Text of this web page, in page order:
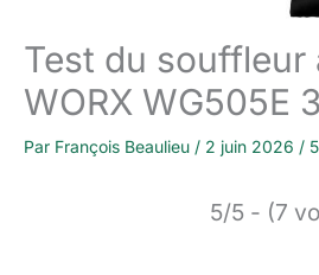
Test du souffleur
WORX WG505E
Par François Beaulieu / 2 juin 2026 /
5/5 - (7